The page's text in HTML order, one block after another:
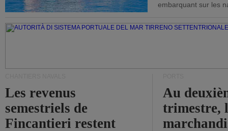
embarquant sur les
Les revenus
semestriels de
Fincantieri restent
Au
trimestre,